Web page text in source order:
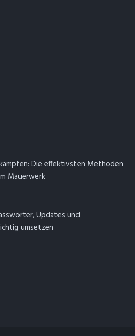
Die effektivsten Methoden
Mauerwerk
Updates und
umsetzen